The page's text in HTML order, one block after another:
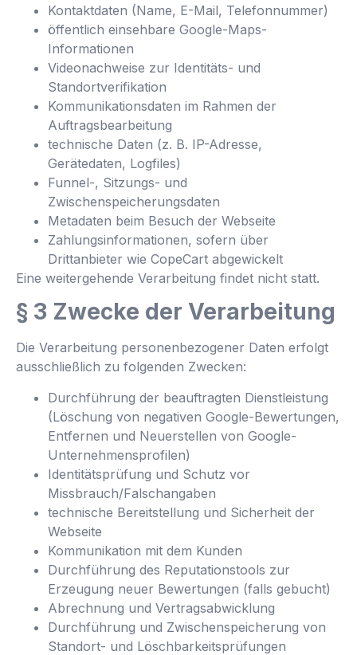
Kontaktdaten (Name, E-Mail, Telefonnummer)
öffentlich einsehbare Google-Maps-
Informationen
Videonachweise zur Identitäts- und
Standortverifikation
Kommunikationsdaten im Rahmen der
Auftragsbearbeitung
technische Daten (z. B. IP-Adresse,
Gerätedaten, Logfiles)
Funnel-, Sitzungs- und
Zwischenspeicherungsdaten
Metadaten beim Besuch der Webseite
Zahlungsinformationen, sofern über
Drittanbieter wie CopeCart abgewickelt
Eine weitergehende Verarbeitung findet nicht statt.
§ 3 Zwecke der Verarbeitung
Die Verarbeitung personenbezogener Daten erfolgt
ausschließlich zu folgenden Zwecken:
Durchführung der beauftragten Dienstleistung
(Löschung von negativen Google-Bewertungen,
Entfernen und Neuerstellen von Google-
Unternehmensprofilen)
Identitätsprüfung und Schutz vor
Missbrauch/Falschangaben
technische Bereitstellung und Sicherheit der
Webseite
Kommunikation mit dem Kunden
Durchführung des Reputationstools zur
Erzeugung neuer Bewertungen (falls gebucht)
Abrechnung und Vertragsabwicklung
Durchführung und Zwischenspeicherung von
Standort- und Löschbarkeitsprüfungen